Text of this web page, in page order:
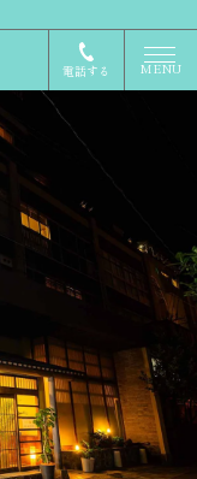
電話する MENU